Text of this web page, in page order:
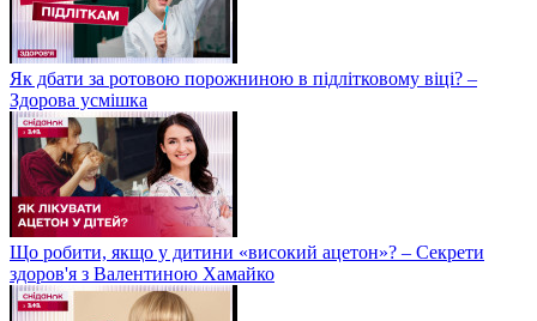
Як дбати за ротовою порожниною в підлітковому віці? –
Здорова усмішка
Що робити, якщо у дитини «високий ацетон»? – Секрети
здоров'я з Валентиною Хамайко